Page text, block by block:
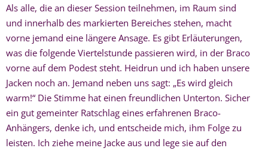
Als alle, die an dieser Session teilnehmen, im Raum sind
und innerhalb des markierten Bereiches stehen, macht
vorne jemand eine längere Ansage. Es gibt Erläuterungen,
was die folgende Viertelstunde passieren wird, in der Braco
vorne auf dem Podest steht. Heidrun und ich haben unsere
Jacken noch an. Jemand neben uns sagt: „Es wird gleich
warm!“ Die Stimme hat einen freundlichen Unterton. Sicher
ein gut gemeinter Ratschlag eines erfahrenen Braco-
Anhängers, denke ich, und entscheide mich, ihm Folge zu
leisten. Ich ziehe meine Jacke aus und lege sie auf den